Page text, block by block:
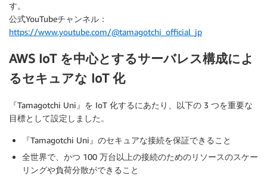
す。
公式YouTubeチャンネル：
https://www.youtube.com/@tamagotchi_official_jp
AWS IoT を中心とするサーバレス構成によ
るセキュアな IoT 化
『Tamagotchi Uni』を IoT 化するにあたり、以下の 3 つを重要な
目標として設定しました。
『Tamagotchi Uni』のセキュアな接続を保証できること
全世界で、かつ 100 万台以上の接続のためのリソースのスケー
リングや負荷分散ができること